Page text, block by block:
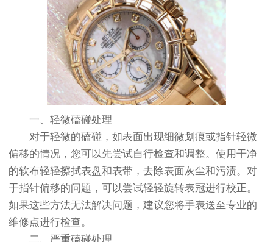
一、轻微磕碰处理
对于轻微的磕碰，如表面出现细微划痕或指针轻微
偏移的情况，您可以先尝试自行检查和调整。使用干净
的软布轻轻擦拭表盘和表带，去除表面灰尘和污渍。对
于指针偏移的问题，可以尝试轻轻旋转表冠进行校正。
如果这些方法无法解决问题，建议您将手表送至专业的
维修点进行检查。
二、严重磕碰处理